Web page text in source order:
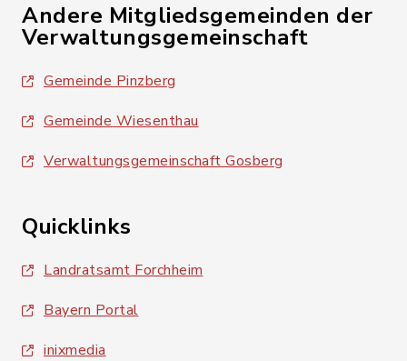
Andere Mitgliedsgemeinden der
Verwaltungsgemeinschaft
Gemeinde Pinzberg
Gemeinde Wiesenthau
Verwaltungsgemeinschaft Gosberg
Quicklinks
Landratsamt Forchheim
Bayern Portal
inixmedia